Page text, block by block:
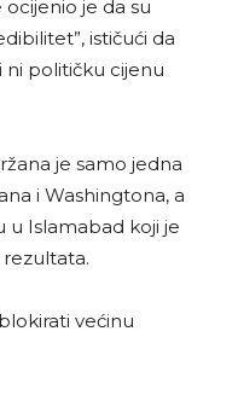
je da su
ističući da
ni političku cijenu
je samo jedna
i Washingtona, a
u Islamabad koji je
većinu